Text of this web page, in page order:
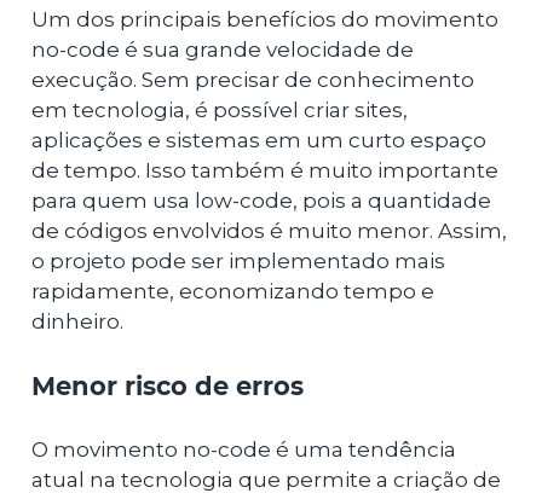
Um dos principais benefícios do movimento
no-code é sua grande velocidade de
execução. Sem precisar de conhecimento
em tecnologia, é possível criar sites,
aplicações e sistemas em um curto espaço
de tempo. Isso também é muito importante
para quem usa low-code, pois a quantidade
de códigos envolvidos é muito menor. Assim,
o projeto pode ser implementado mais
rapidamente, economizando tempo e
dinheiro.
Menor risco de erros
O movimento no-code é uma tendência
atual na tecnologia que permite a criação de